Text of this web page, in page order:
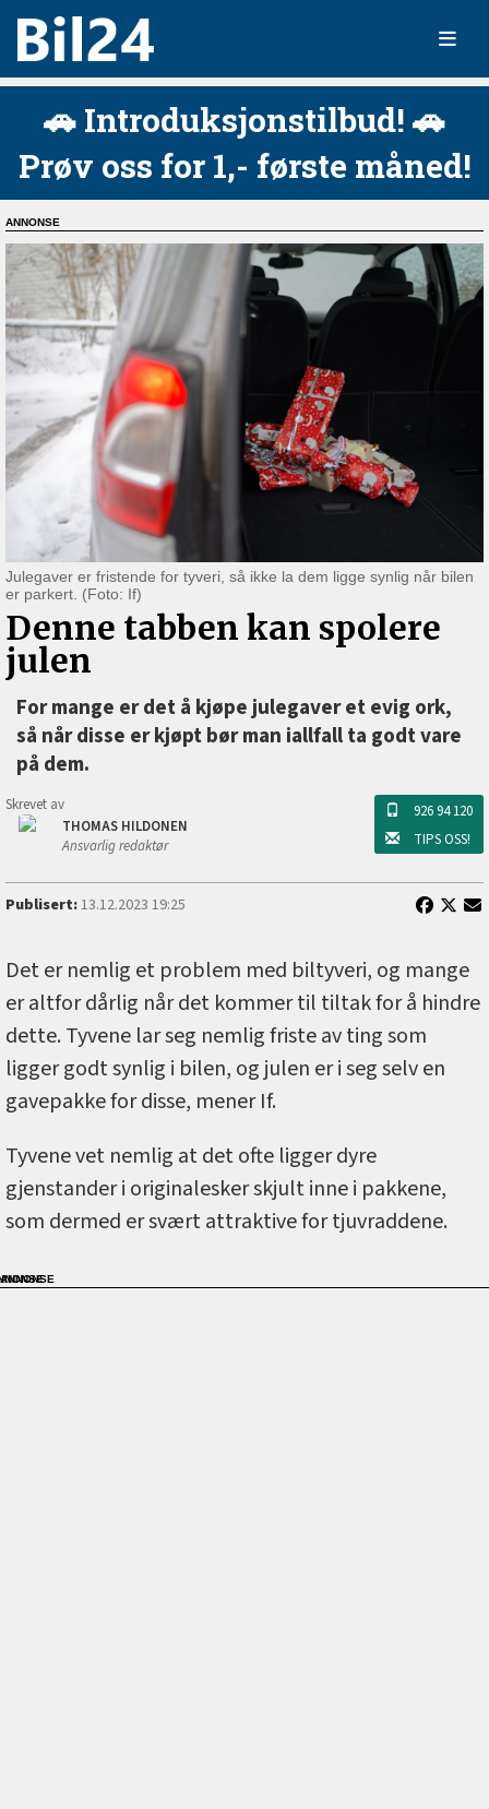
🚗 Introduksjonstilbud! 🚗
Prøv oss for 1,- første måned!
Julegaver er fristende for tyveri, så ikke la dem ligge synlig når bilen
er parkert. (Foto: If)
Denne tabben kan spolere
julen
For mange er det å kjøpe julegaver et evig ork,
så når disse er kjøpt bør man iallfall ta godt vare
på dem.
Skrevet av
THOMAS HILDONEN
Ansvarlig redaktør
926 94 120
TIPS OSS!
Publisert:13.12.2023 19:25
Det er nemlig et problem med biltyveri, og mange
er altfor dårlig når det kommer til tiltak for å hindre
dette. Tyvene lar seg nemlig friste av ting som
ligger godt synlig i bilen, og julen er i seg selv en
gavepakke for disse, mener If.
Tyvene vet nemlig at det ofte ligger dyre
gjenstander i originalesker skjult inne i pakkene,
som dermed er svært attraktive for tjuvraddene.